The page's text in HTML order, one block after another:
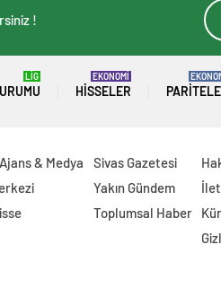
!
LİG
HISSELER
EKONOMİ
& Medya
Sivas Gazetesi
Yakın Gündem
Toplumsal Haber